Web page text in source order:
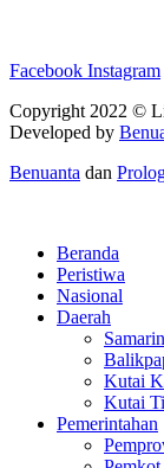
Facebook Instagram
Copyright 2022 ©
Developed by
Benuanta dan
Beranda
Peristiwa
Nasional
Daerah
Kutai
Kutai
Pemerintahan